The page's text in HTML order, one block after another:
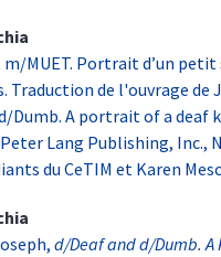
m/MUET. Portrait d’un petit
Traduction de l'ouvrage de
Dumb. A portrait of a deaf
Lang Publishing, Inc.,
du CeTIM et Karen
d/Deaf and d/Dumb. A